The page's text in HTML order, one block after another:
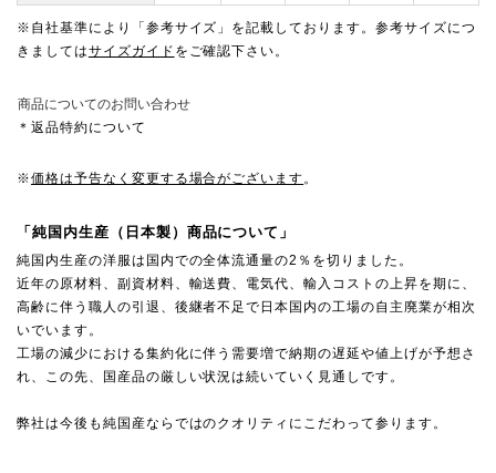
※自社基準により「参考サイズ」を記載しております。参考サイズにつ
きましてはサイズガイド をご確認下さい。
商品についてのお問い合わせ
＊返品特約について
※価格は予告なく変更する場合がございます。
「純国内生産（日本製）商品について」
純国内生産の洋服は国内での全体流通量の2％を切りました。
近年の原材料、副資材料、輸送費、電気代、輸入コストの上昇を期に、
高齢に伴う職人の引退、後継者不足で日本国内の工場の自主廃業が相次
いでいます。
工場の減少における集約化に伴う需要増で納期の遅延や値上げが予想さ
れ、この先、国産品の厳しい状況は続いていく見通しです。
弊社は今後も純国産ならではのクオリティにこだわって参ります。